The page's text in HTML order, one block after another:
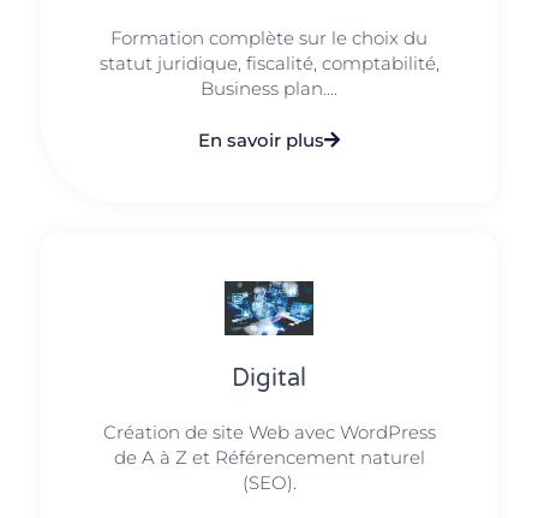
Formation complète sur le choix du
statut juridique, fiscalité, comptabilité,
Business plan....
En savoir plus
Digital
Création de site Web avec WordPress
de A à Z et Référencement naturel
(SEO).